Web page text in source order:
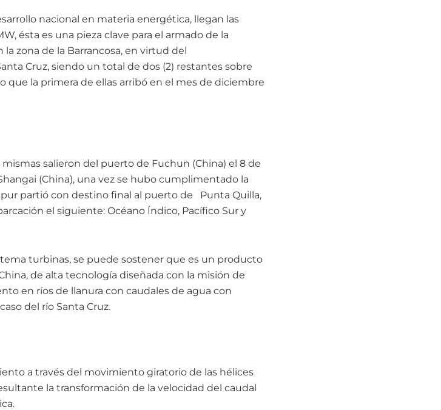
nacional en materia energética, llegan las
ésta es una pieza clave para el armado de la
zona de la Barrancosa, en virtud del
Cruz, siendo un total de dos (2) restantes sobre
que la primera de ellas arribó en el mes de diciembre
salieron del puerto de Fuchun (China) el 8 de
(China), una vez se hubo cumplimentado la
partió con destino final al puerto de Punta Quilla,
el siguiente: Océano Índico, Pacífico Sur y
turbinas, se puede sostener que es un producto
de alta tecnología diseñada con la misión de
en ríos de llanura con caudales de agua con
del río Santa Cruz.
a través del movimiento giratorio de las hélices
la transformación de la velocidad del caudal